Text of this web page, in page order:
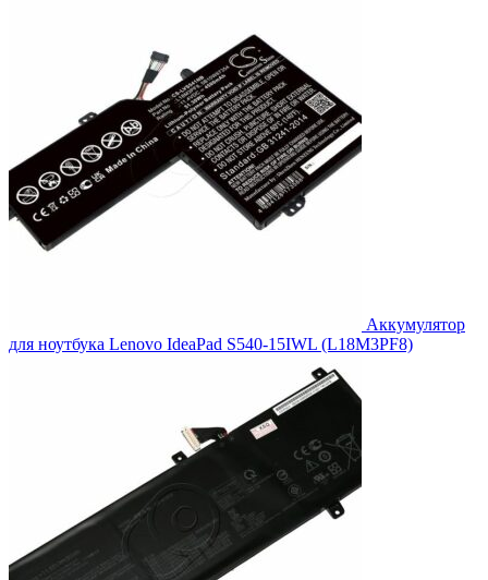
Аккумулятор
для ноутбука Lenovo IdeaPad S540-15IWL (L18M3PF8)